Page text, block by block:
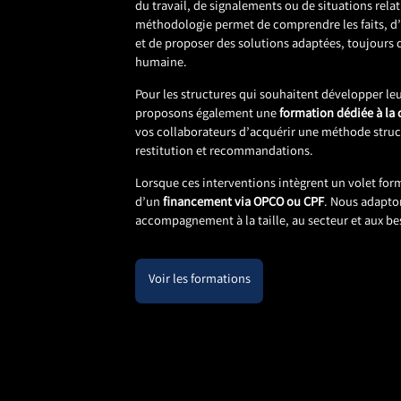
du travail, de signalements ou de situations
méthodologie permet de comprendre les faits,
et de proposer des solutions adaptées, toujours
humaine.
Pour les structures qui souhaitent développer
proposons également uneformation dédiée à la
vos collaborateurs d’acquérir une méthode
restitution et recommandations.
Lorsque ces interventions intègrent un volet
d’unfinancement via OPCO ou CPF. Nous
accompagnement à la taille, au secteur et aux
Voir les formations